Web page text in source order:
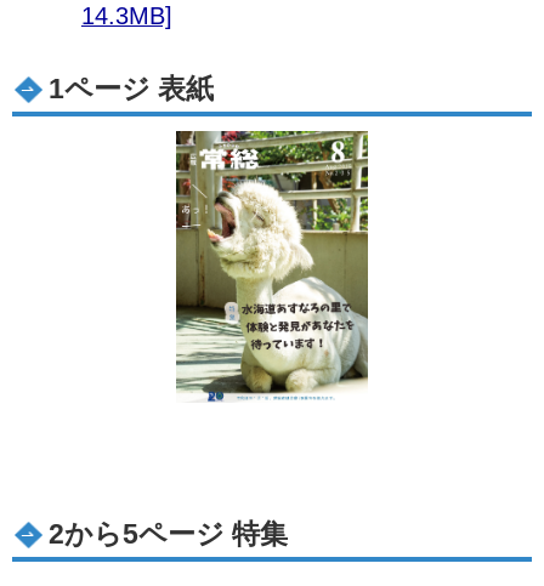
14.3MB]
1ページ 表紙
2から5ページ 特集